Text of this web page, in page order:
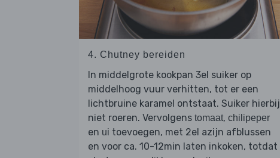
4. Chutney bereiden
In middelgrote kookpan 3el suiker op
middelhoog vuur verhitten, tot er een
lichtbruine karamel ontstaat. Suiker hierbij
niet roeren. Vervolgens tomaat, chilipeper
en ui toevoegen, met 2el azijn afblussen
en voor ca. 10-12min laten inkoken, totdat